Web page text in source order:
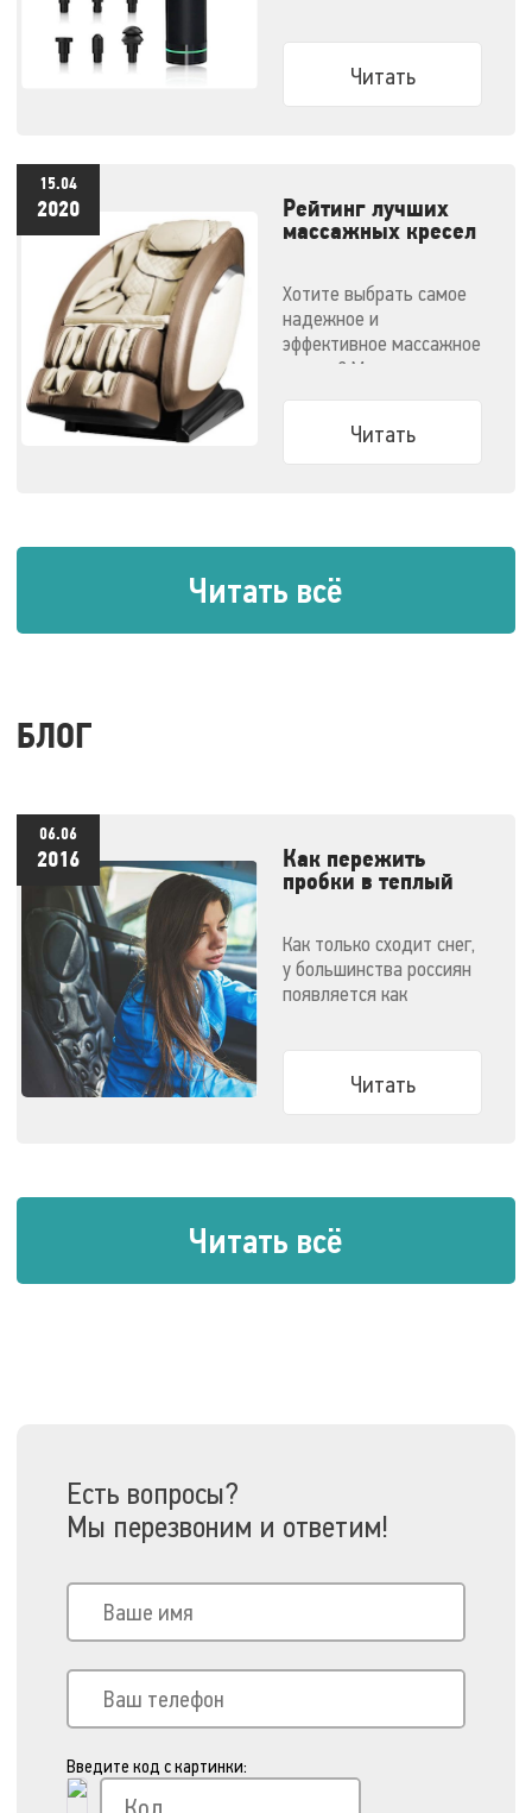
Читать
15.04
2020
Рейтинг лучших
массажных кресел
Хотите выбрать самое
надежное и
эффективное массажное
кресло? Мы
Читать
Читать всё
БЛОГ
06.06
2016
Как пережить
пробки в теплый
Как только сходит снег,
у большинства россиян
появляется как
Читать
Читать всё
Есть вопросы?
Мы перезвоним и ответим!
Введите код с картинки: